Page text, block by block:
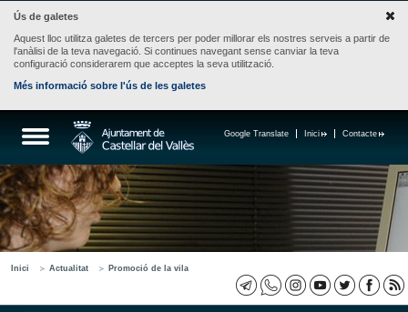
Ús de galetes
Aquest lloc utilitza galetes de tercers per poder millorar els nostres serveis a partir de
l'anàlisi de la teva navegació. Si continues navegant sense canviar la teva
configuració considerarem que acceptes la seva utilització.
Més informació sobre l'ús de les galetes
Contacte
Inici
Google Translate
Inici Actualitat Promoció de la vila